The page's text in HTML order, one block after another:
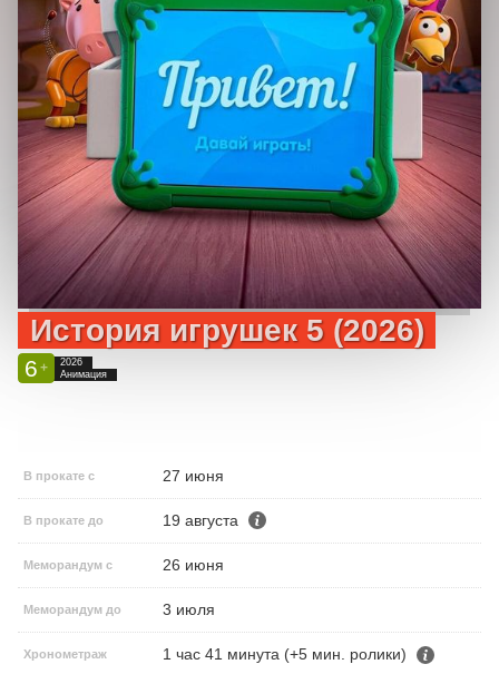
История игрушек 5 (2026)
6 +
2026
Анимация
В прокате с 27 июня
В прокате до 19 августа
Меморандум с 26 июня
Меморандум до 3 июля
Хронометраж 1 час 41 минута (+5 мин. ролики)